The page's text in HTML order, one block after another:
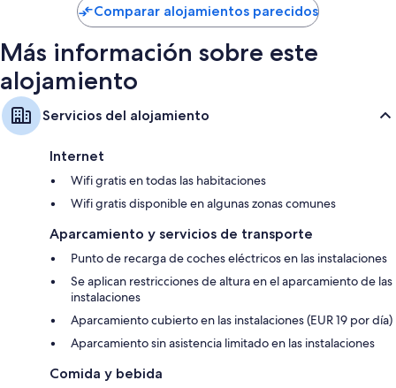
de
144 €
Comparar alojamientos parecidos
Más información sobre este
alojamiento
Servicios del alojamiento
Internet
Wifi gratis en todas las habitaciones
Wifi gratis disponible en algunas zonas comunes
Aparcamiento y servicios de transporte
Punto de recarga de coches eléctricos en las instalaciones
Se aplican restricciones de altura en el aparcamiento de las
instalaciones
Aparcamiento cubierto en las instalaciones (EUR 19 por día)
Aparcamiento sin asistencia limitado en las instalaciones
Comida y bebida